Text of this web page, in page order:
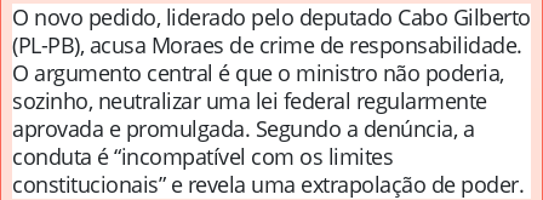
O novo pedido, liderado pelo deputado Cabo Gilberto
(PL-PB), acusa Moraes de crime de responsabilidade.
O argumento central é que o ministro não poderia,
sozinho, neutralizar uma lei federal regularmente
aprovada e promulgada. Segundo a denúncia, a
conduta é “incompatível com os limites
constitucionais” e revela uma extrapolação de poder.